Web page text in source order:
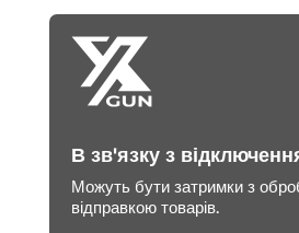
В зв'язку з
Можуть бути затримки з
відправкою товарів.